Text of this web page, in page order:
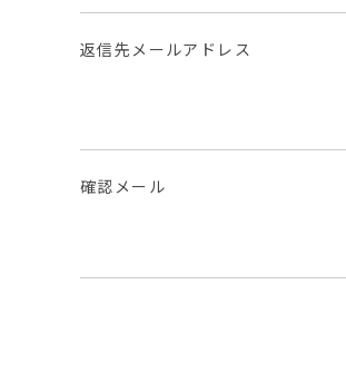
返信先メールアドレス
確認メール